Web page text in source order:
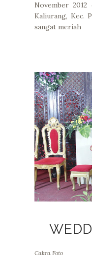
November
Kaliurang, Kec.
sangat meriah
Cakra Foto